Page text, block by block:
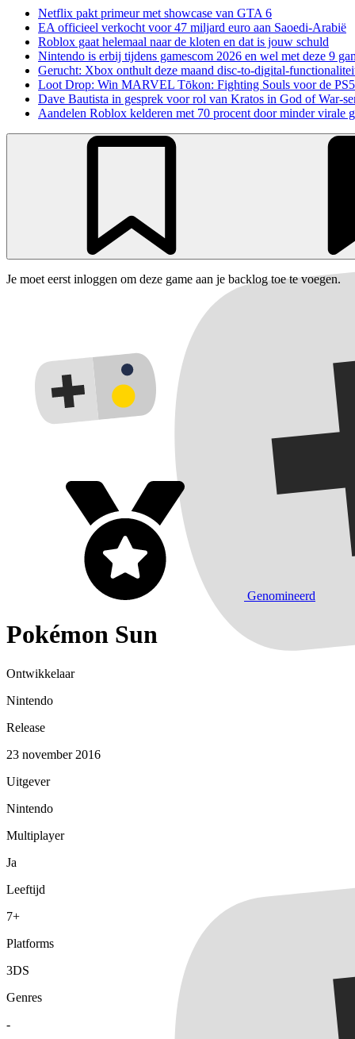
Netflix pakt primeur met showcase van GTA 6
EA officieel verkocht voor 47 miljard euro aan Saoedi-Arabië
Roblox gaat helemaal naar de kloten en dat is jouw schuld
Nintendo is erbij tijdens gamescom 2026 en wel met deze 9
Gerucht: Xbox onthult deze maand disc-to-digital-
Loot Drop: Win MARVEL Tōkon: Fighting Souls voor de PS5
Dave Bautista in gesprek voor rol van Kratos in God of War-
Aandelen Roblox kelderen met 70 procent door minder virale
Je moet eerst inloggen om deze game aan je backlog toe te voegen.
Genomineerd
Pokémon Sun
Ontwikkelaar
Nintendo
Release
23 november 2016
Uitgever
Nintendo
Multiplayer
Ja
Leeftijd
7+
Platforms
3DS
Genres
-